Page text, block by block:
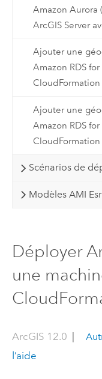
Amazon Aurora
ArcGIS Server
Ajouter une
Amazon RDS
CloudFormation
Ajouter une
Amazon RDS
CloudFormation
Scénarios de
Modèles AMI
Déployer
une
ArcGIS 12.0
l’aide